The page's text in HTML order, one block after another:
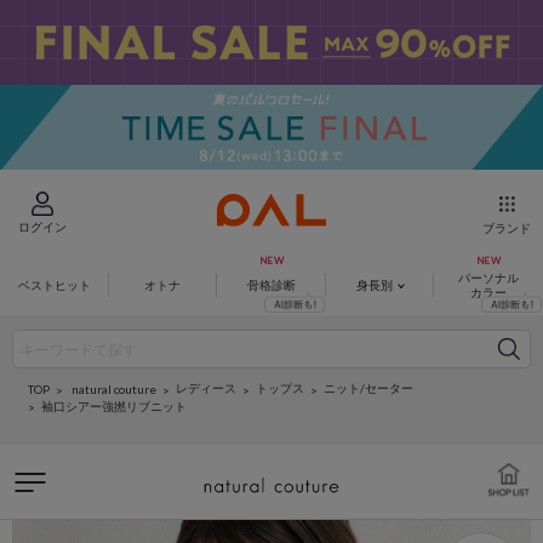
ログイン ブランド
ベストヒット オトナ 骨格診断 身長別
パーソナル
カラー
TOP natural couture レディース トップス
ニット/セーター
袖口シアー強撚リブニット